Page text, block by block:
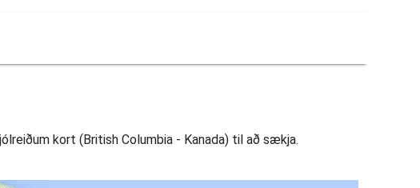
kort (British Columbia - Kanada) til að sækja.